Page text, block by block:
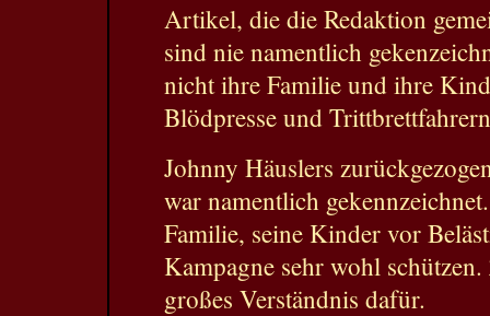
Artikel, die die Redaktion
sind nie namentlich
nicht ihre Familie und ihre
Blödpresse und
Johnny Häuslers
war namentlich
Familie, seine Kinder vor
Kampagne sehr wohl
großes Verständnis dafür.